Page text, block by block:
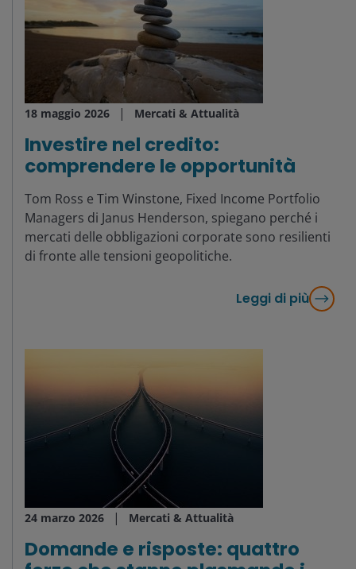
18 maggio 2026 Mercati & Attualità
Investire nel credito:
comprendere le opportunità
Tom Ross e Tim Winstone, Fixed Income Portfolio
Managers di Janus Henderson, spiegano perché i
mercati delle obbligazioni corporate sono resilienti
di fronte alle tensioni geopolitiche.
Leggi di più
24 marzo 2026 Mercati & Attualità
Domande e risposte: quattro